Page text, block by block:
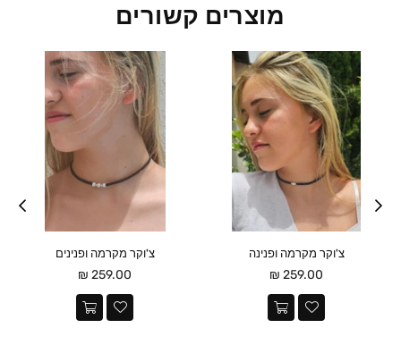
מוצרים קשורים
צ'וקר מקרמה ופנינה
מחיר
259.00 ₪
צ'וקר מקרמה ופנינים
מחיר
259.00 ₪